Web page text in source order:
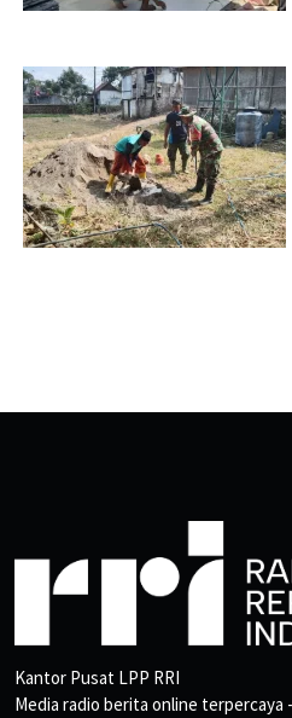
Kantor Pusat LPP RRI
Media radio berita online terpercaya